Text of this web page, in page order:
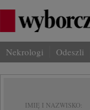
Nekrologi Odeszli
IMIĘ I NAZWISKO: